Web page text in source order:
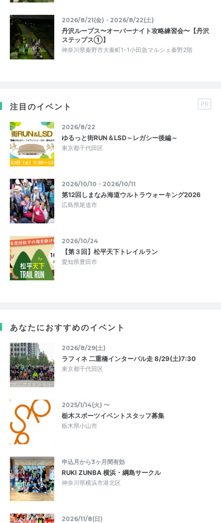
2026/8/21(金)・2026/8/22(土)
丹沢ループス〜オーバーナイト攻略練習会〜【丹沢
ステップス①】
神奈川県秦野市大秦町1-1小田急マルシェ秦野2階
注目のイベント PR
2026/8/22
ゆるっと街RUN＆LSD～レガシー後編～
東京都千代田区
2026/10/10・2026/10/11
第12回しまなみ海道ウルトラウォーキング2026
広島県尾道市
2026/10/24
【第３回】松平天下トレイルラン
愛知県豊田市
あなたにおすすめのイベント
2026/8/29(土)
ラフィネ 二重橋インターバル走 8/29(土)7:30
東京都千代田区
2025/1/14(火) 〜
栃木スポーツイベントスタッフ募集
栃木県小山市
申込月から3ヶ月間有効
RUKI ZUNBA 横浜・綱島サークル
神奈川県横浜市港北区
2026/11/8(日)